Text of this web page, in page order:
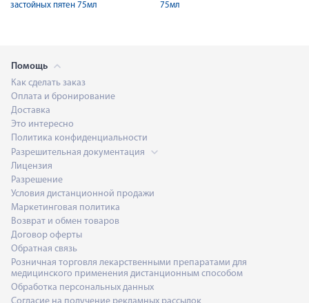
застойных пятен 75мл
75мл
Помощь
Как сделать заказ
Оплата и бронирование
Доставка
Это интересно
Политика конфиденциальности
Разрешительная документация
Лицензия
Разрешение
Условия дистанционной продажи
Маркетинговая политика
Возврат и обмен товаров
Договор оферты
Обратная связь
Розничная торговля лекарственными препаратами для
медицинского применения дистанционным способом
Обработка персональных данных